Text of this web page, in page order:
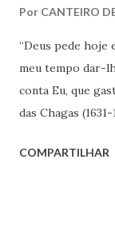
Por CANTEIRO
“Deus pede hoje
meu tempo dar-
conta Eu, que
das Chagas
no dia 18 último,
COMPARTILHAR